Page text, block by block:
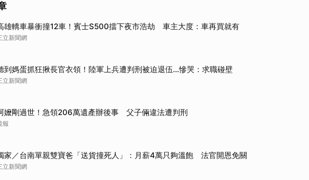
雄轎車暴衝撞12車！賓士S500擋下夜市浩劫 車主大度：車再買就有
立新聞網
到媽蛋抓狂揪長官衣領！陸軍上兵遭判刑被迫退伍…慘哭：求職碰壁
立新聞網
嬤剛過世！急領206萬遺產辦後事 父子倆違法遭判刑
報
家／台南單親雙寶爸「送貨撞死人」：月薪4萬只夠溫飽 法官開恩免關
立新聞網